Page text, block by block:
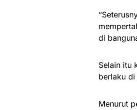
di
Selain itu
berlaku
Menurut